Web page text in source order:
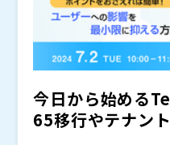
今日から始める
65移行やテナン